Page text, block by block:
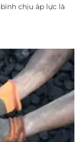
chịu áp lực là